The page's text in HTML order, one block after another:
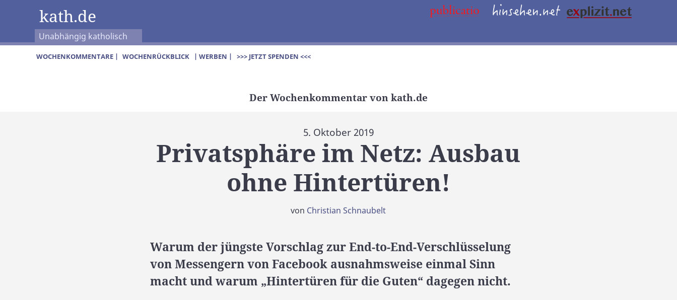
kath.de
Unabhängig katholisch
WOCHENKOMMENTARE | WOCHENRÜCKBLICK | WERBEN | >>> JETZT SPENDEN <<<
Der Wochenkommentar von kath.de
5. Oktober 2019
Privatsphäre im Netz: Ausbau
ohne Hintertüren!
von Christian Schnaubelt
Warum der jüngste Vorschlag zur End-to-End-Verschlüsselung
von Messengern von Facebook ausnahmsweise einmal Sinn
macht und warum „Hintertüren für die Guten“ dagegen nicht.